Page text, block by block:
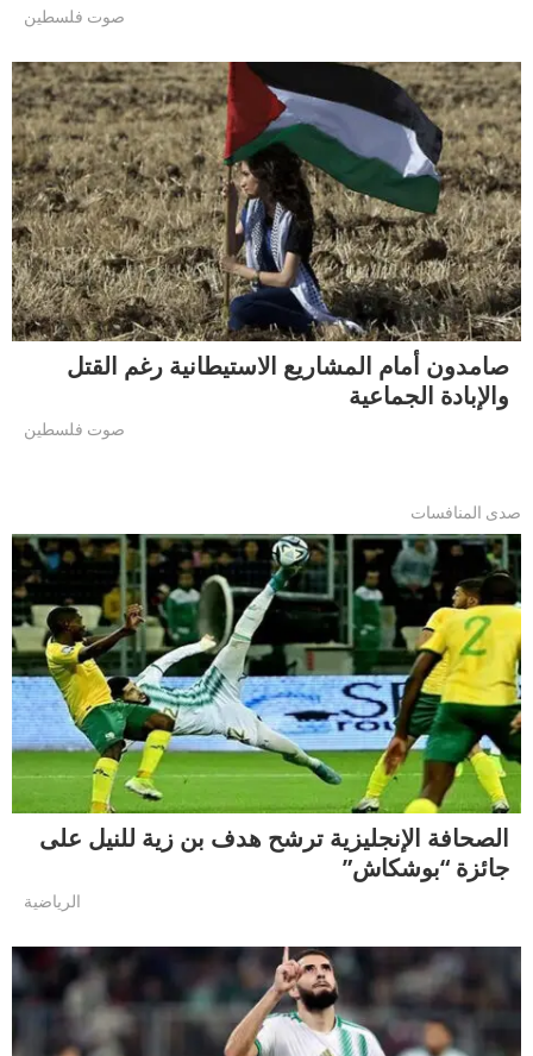
صوت فلسطين
صامدون أمام المشاريع الاستيطانية رغم القتل
والإبادة الجماعية
صوت فلسطين
صدى المنافسات
الصحافة الإنجليزية ترشح هدف بن زية للنيل على
جائزة “بوشكاش”
الرياضية